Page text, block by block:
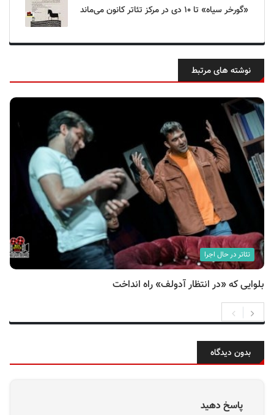
«گورخر سیاه» تا ۱۰ دی در مرکز تئاتر کانون می‌ماند
نوشته های مرتبط
تئاتر در حال اجرا
بلوایی که «در انتظار آدولف» راه انداخت
بدون دیدگاه
پاسخ دهید